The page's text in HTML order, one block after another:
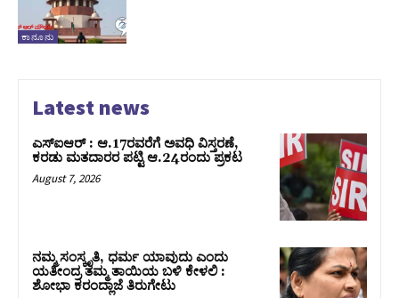
ಕಾನೂನು
Latest news
ಎಸ್‌ಐಆರ್‌ : ಆ.17ರವರೆಗೆ ಅವಧಿ ವಿಸ್ತರಣೆ,
ಕರಡು ಮತದಾರರ ಪಟ್ಟಿ ಆ.24ರಂದು ಪ್ರಕಟ
August 7, 2026
ನಮ್ಮ ಸಂಸ್ಕೃತಿ, ಧರ್ಮ ಯಾವುದು ಎಂದು
ಯತೀಂದ್ರ ತಮ್ಮ ತಾಯಿಯ ಬಳಿ ಕೇಳಲಿ :
ಶೋಭಾ ಕರಂದ್ಲಾಜೆ ತಿರುಗೇಟು